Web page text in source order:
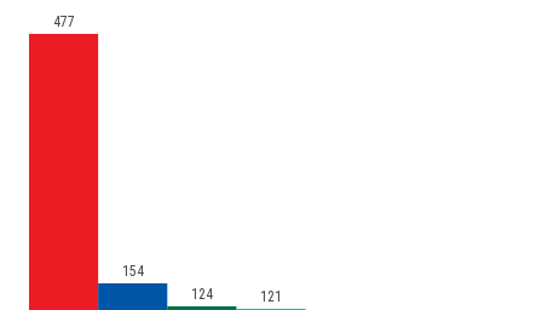
477
154
124
121